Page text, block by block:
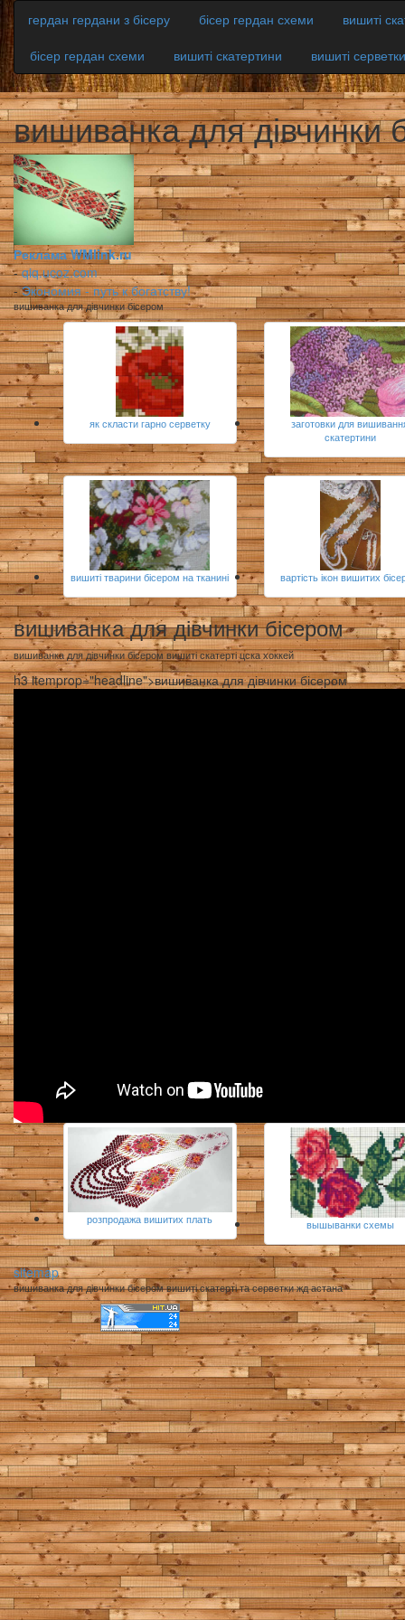
гердан гердани з бісеру бісер гердан схеми
вишиті
бісер гердан схеми
вишиті скатертини вишиті серветки
вишиванка для дівчинки
Реклама WMlink.ru
-qiq.ucoz.com
-Экономия - путь к богатству!
вишиванка для дівчинки бісером
як скласти гарно серветку
заготовки для
скатертини
вишиті тварини бісером на тканині вартість ікон вишитих
вишиванка для дівчинки бісером
вишиванка для дівчинки бісером вишиті скатерті цска хоккей
h3 itemprop="headline">вишиванка для дівчинки бісером
розпродажа вишитих плать вышыванки схемы
sitemap
вишиванка для дівчинки бісером вишиті скатерті та серветки жд астана